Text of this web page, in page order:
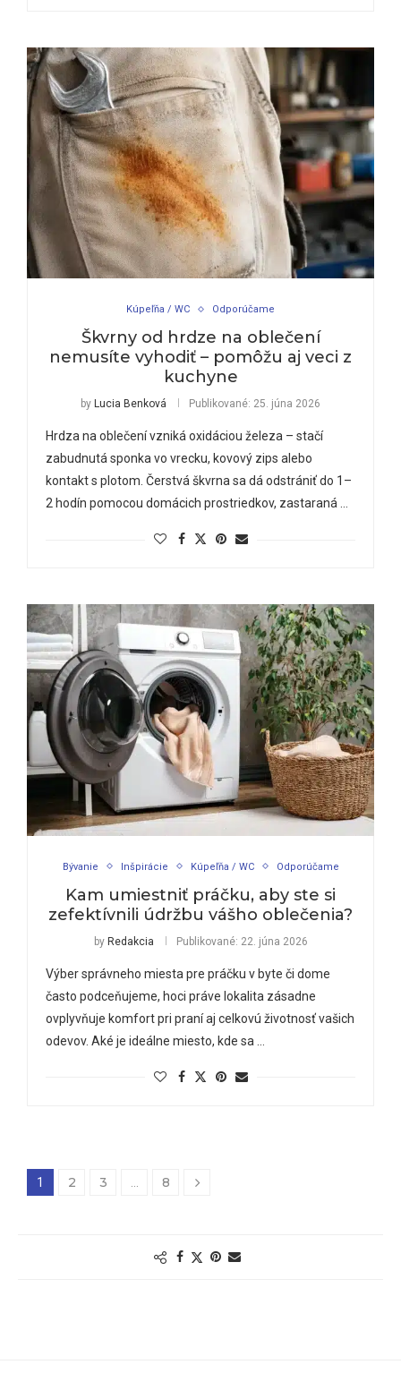
Kúpeľňa / WC Odporúčame
Škvrny od hrdze na oblečení
nemusíte vyhodiť – pomôžu aj veci z
kuchyne
by Lucia Benková Publikované: 25. júna 2026
Hrdza na oblečení vzniká oxidáciou železa – stačí
zabudnutá sponka vo vrecku, kovový zips alebo
kontakt s plotom. Čerstvá škvrna sa dá odstrániť do 1–
2 hodín pomocou domácich prostriedkov, zastaraná …
Bývanie Inšpirácie Kúpeľňa / WC Odporúčame
Kam umiestniť práčku, aby ste si
zefektívnili údržbu vášho oblečenia?
by Redakcia Publikované: 22. júna 2026
Výber správneho miesta pre práčku v byte či dome
často podceňujeme, hoci práve lokalita zásadne
ovplyvňuje komfort pri praní aj celkovú životnosť vašich
odevov. Aké je ideálne miesto, kde sa …
1 2 3 8